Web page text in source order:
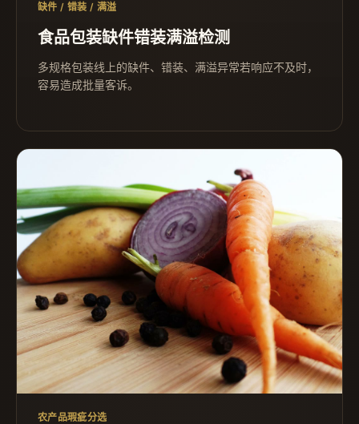
缺件 / 错装 / 满溢
食品包装缺件错装满溢检测
多规格包装线上的缺件、错装、满溢异常若响应不及时，
容易造成批量客诉。
农产品瑕疵分选